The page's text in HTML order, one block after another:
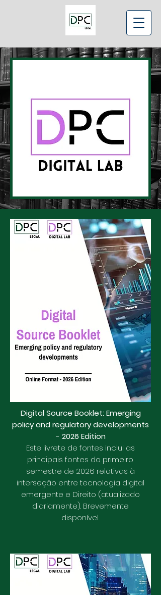
Digital Source Booklet: Emerging
policy and regulatory developments
- 2026 Edition
Este livrete de fontes inclui as
principais fontes do primeiro
semestre de 2026 relativas à
interseção entre tecnologia digital
emergente e Direito (atualizado
diariamente). Brevemente
disponível.